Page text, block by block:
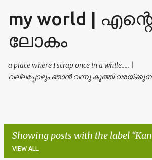
Skip to main content
my world |
ലോകം
a place where I scrap once in a while..... |
വല്ലപ്പോഴും ഞാൻ വന്നു കുത്തി
Showing posts with the label
VIEW ALL